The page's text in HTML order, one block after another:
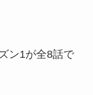
ン1が全8話で